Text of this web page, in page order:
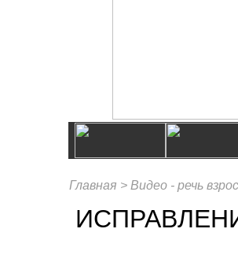
Главная > Видео - речь